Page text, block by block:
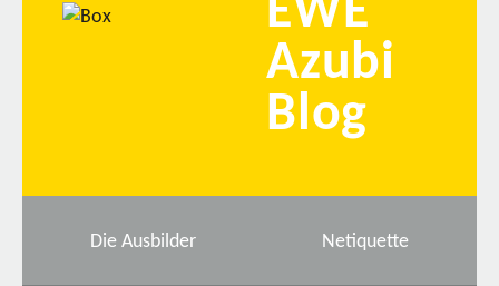
EWE
Azubi
Blog
Die Ausbilder Netiquette